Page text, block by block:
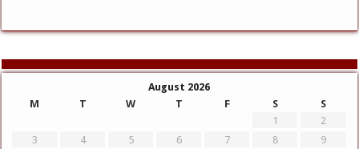
August 2026
M
T W T F S
S
1
2
3
4 5 6 7 8
9